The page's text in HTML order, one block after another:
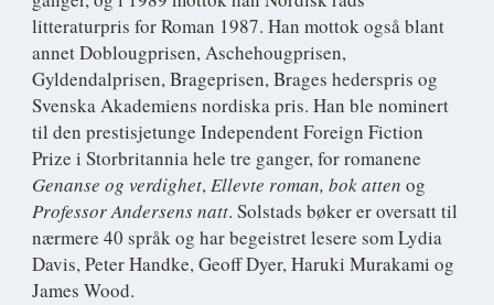
litteraturpris for Roman 1987. Han mottok også blant
annet Doblougprisen, Aschehougprisen,
Gyldendalprisen, Brageprisen, Brages hederspris og
Svenska Akademiens nordiska pris. Han ble nominert
til den prestisjetunge Independent Foreign Fiction
Prize i Storbritannia hele tre ganger, for romanene
Genanse og verdighet,Ellevte roman, bok atten og
Professor Andersens natt. Solstads bøker er oversatt til
nærmere 40 språk og har begeistret lesere som Lydia
Davis, Peter Handke, Geoff Dyer, Haruki Murakami og
James Wood.